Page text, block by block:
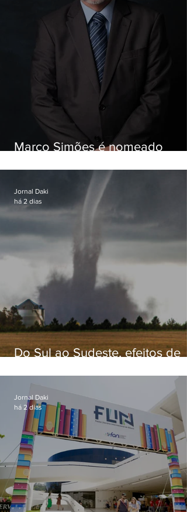
Marco Simões é nomeado
Do Sul ao Sudeste, efeitos de
apreensão na população
Jornal Daki
há 2 dias
Jornal Daki
há 2 dias